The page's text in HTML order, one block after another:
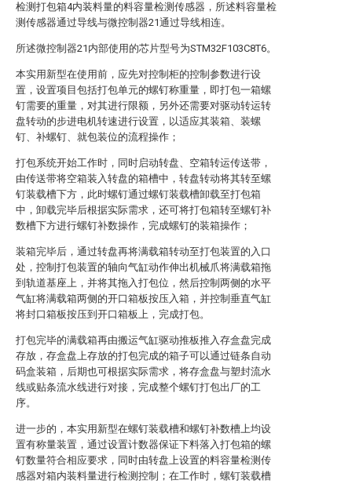
检测打包箱4内装料量的料容量检测传感器，所述料容量检
测传感器通过导线与微控制器21通过导线相连。
所述微控制器21内部使用的芯片型号为STM32F103C8T6。
本实用新型在使用前，应先对控制柜的控制参数进行设
置，设置项目包括打包单元的螺钉称重量，即打包一箱螺
钉需要的重量，对其进行限额，另外还需要对驱动转运转
盘转动的步进电机转速进行设置，以适应其装箱、装螺
钉、补螺钉、就包装位的流程操作；
打包系统开始工作时，同时启动转盘、空箱转运传送带，
由传送带将空箱装入转盘的箱槽中，转盘转动将其转至螺
钉装载槽下方，此时螺钉通过螺钉装载槽卸载至打包箱
中，卸载完毕后根据实际需求，还可将打包箱转至螺钉补
数槽下方进行螺钉补数操作，完成螺钉的装箱操作；
装箱完毕后，通过转盘再将满载箱转动至打包装置的入口
处，控制打包装置的轴向气缸动作伸出机械爪将满载箱拖
到轨道基座上，并将其拖入打包位，然后控制两侧的水平
气缸将满载箱两侧的开口箱板按压入箱，并控制垂直气缸
将封口箱板按压到开口箱板上，完成打包。
打包完毕的满载箱再由搬运气缸驱动推板推入存盒盘完成
存放，存盒盘上存放的打包完成的箱子可以通过链条自动
码盒装箱，后期也可根据实际需求，将存盒盘与塑封流水
线或贴条流水线进行对接，完成整个螺钉打包出厂的工
序。
进一步的，本实用新型在螺钉装载槽和螺钉补数槽上均设
置有称量装置，通过设置计数器保证下料落入打包箱的螺
钉数量符合相应要求，同时由转盘上设置的料容量检测传
感器对箱内装料量进行检测控制；在工作时，螺钉装载槽